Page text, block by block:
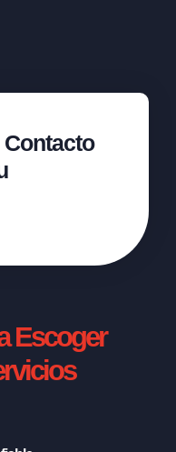
Escoger